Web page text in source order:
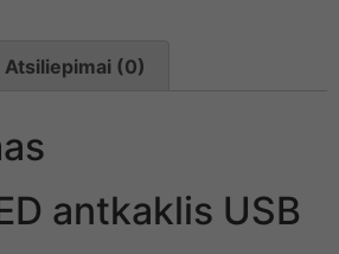
Atsiliepimai (0)
antkaklis USB